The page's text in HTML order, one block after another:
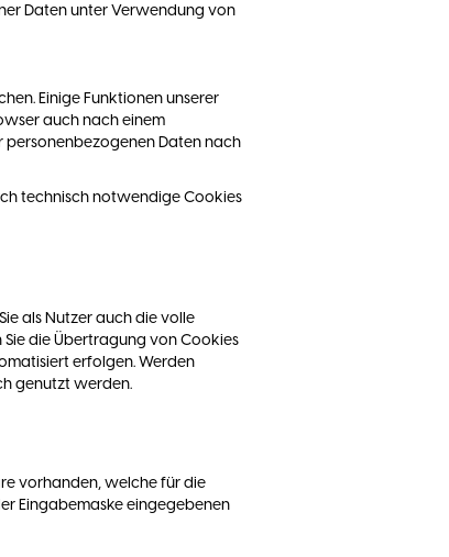
Daten unter Verwendung von
Einige Funktionen unserer
auch nach einem
personenbezogenen Daten nach
technisch notwendige Cookies
als Nutzer auch die volle
die Übertragung von Cookies
erfolgen. Werden
genutzt werden.
vorhanden, welche für die
Eingabemaske eingegebenen